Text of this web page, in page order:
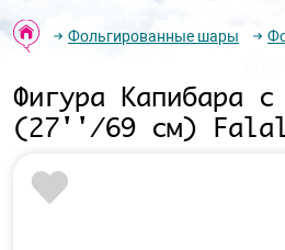
Фольгированные шары
Фигура Капибара с
(27''/69 см)